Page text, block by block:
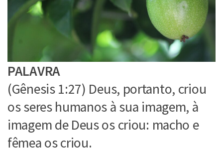
PALAVRA
(Gênesis 1:27) Deus, portanto, criou
os seres humanos à sua imagem, à
imagem de Deus os criou: macho e
fêmea os criou.